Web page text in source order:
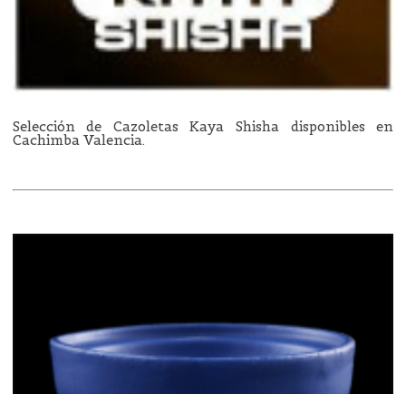
Selección de Cazoletas Kaya Shisha disponibles en
Cachimba Valencia.